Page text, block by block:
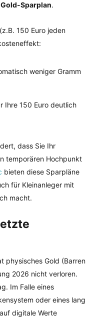
Gold-Sparplan.
150 Euro jeden
weniger Gramm
Ihre 150 Euro deutlich
dass Sie Ihr
temporären Hochpunkt
bieten diese Sparpläne
für Kleinanleger mit
macht.
physisches Gold (Barren
2026 nicht verloren.
Im Falle eines
oder eines lang
digitale Werte